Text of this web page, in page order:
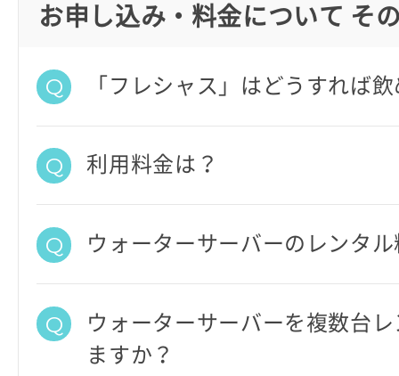
お申し込み・料金について そ
「フレシャス」はどうすれば
利用料金は？
ウォーターサーバーのレンタ
ウォーターサーバーを複数台
ますか？